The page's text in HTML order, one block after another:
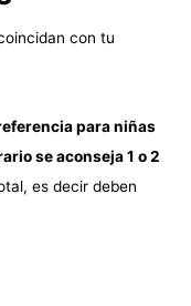
para niñas
se aconseja 1 o 2
es decir deben
con tu